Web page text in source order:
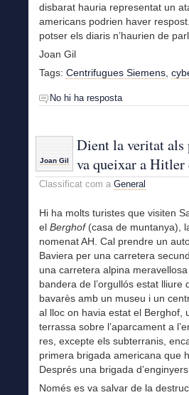
disbarat hauria representat un
americans podrien haver
potser els diaris n’haurien de
Joan Gil
Tags: Centrifugues Siemens,
No hi ha resposta
Joan Gil
Dient la veritat als
va queixar a Hitler
Classificat com a General
Hi ha molts turistes que visiten
el Berghof(casa de muntanya),
nomenat AH. Cal prendre un
Baviera per una carretera
una carretera alpina
bandera de l’orgullós estat
bavarès amb un museu i un
al lloc on havia estat el Berghof,
terrassa sobre l’aparcament a
res, excepte els subterranis,
primera brigada americana que
Després una brigada
Només es va salvar de la